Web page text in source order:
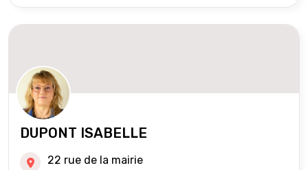
DUPONT ISABELLE
22 rue de la mairie